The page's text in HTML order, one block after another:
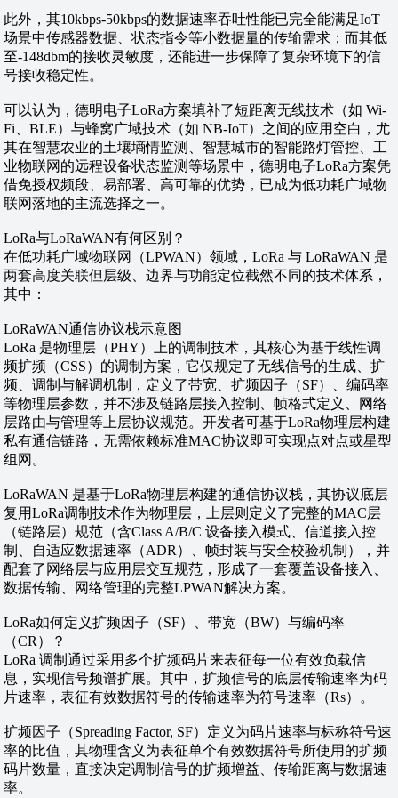
此外，其10kbps-50kbps的数据速率吞吐性能已完全能满足IoT
场景中传感器数据、状态指令等小数据量的传输需求；而其低
至-148dbm的接收灵敏度，还能进一步保障了复杂环境下的信
号接收稳定性。
可以认为，德明电子LoRa方案填补了短距离无线技术（如 Wi-
Fi、BLE）与蜂窝广域技术（如 NB-IoT）之间的应用空白，尤
其在智慧农业的土壤墒情监测、智慧城市的智能路灯管控、工
业物联网的远程设备状态监测等场景中，德明电子LoRa方案凭
借免授权频段、易部署、高可靠的优势，已成为低功耗广域物
联网落地的主流选择之一。
LoRa与LoRaWAN有何区别？
在低功耗广域物联网（LPWAN）领域，LoRa 与 LoRaWAN 是
两套高度关联但层级、边界与功能定位截然不同的技术体系，
其中：
LoRaWAN通信协议栈示意图
LoRa 是物理层（PHY）上的调制技术，其核心为基于线性调
频扩频（CSS）的调制方案，它仅规定了无线信号的生成、扩
频、调制与解调机制，定义了带宽、扩频因子（SF）、编码率
等物理层参数，并不涉及链路层接入控制、帧格式定义、网络
层路由与管理等上层协议规范。开发者可基于LoRa物理层构建
私有通信链路，无需依赖标准MAC协议即可实现点对点或星型
组网。
LoRaWAN 是基于LoRa物理层构建的通信协议栈，其协议底层
复用LoRa调制技术作为物理层，上层则定义了完整的MAC层
（链路层）规范（含Class A/B/C 设备接入模式、信道接入控
制、自适应数据速率（ADR）、帧封装与安全校验机制），并
配套了网络层与应用层交互规范，形成了一套覆盖设备接入、
数据传输、网络管理的完整LPWAN解决方案。
LoRa如何定义扩频因子（SF）、带宽（BW）与编码率
（CR）？
LoRa 调制通过采用多个扩频码片来表征每一位有效负载信
息，实现信号频谱扩展。其中，扩频信号的底层传输速率为码
片速率，表征有效数据符号的传输速率为符号速率（Rs）。
扩频因子（Spreading Factor, SF）定义为码片速率与标称符号速
率的比值，其物理含义为表征单个有效数据符号所使用的扩频
码片数量，直接决定调制信号的扩频增益、传输距离与数据速
率。